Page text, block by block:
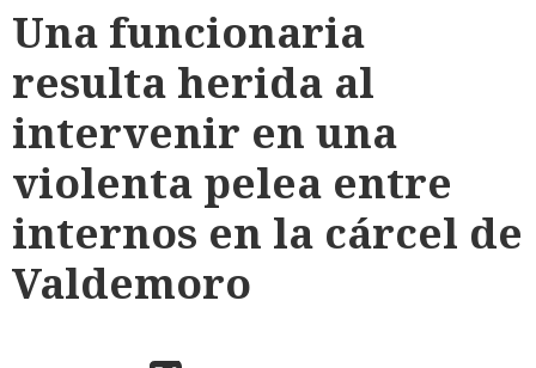
Una funcionaria
resulta herida al
intervenir en una
violenta pelea entre
internos en la cárcel de
Valdemoro